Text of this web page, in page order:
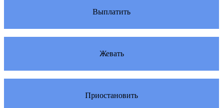
Выплатить
Жевать
Приостановить